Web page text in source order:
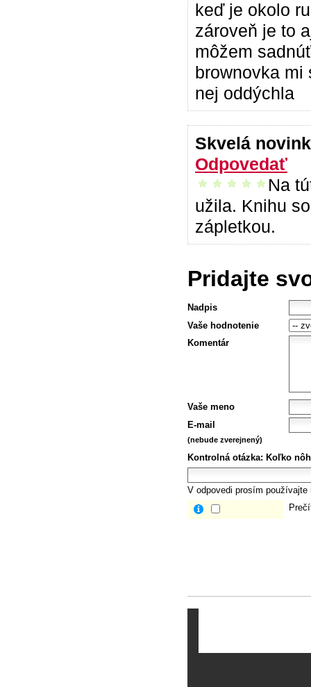
keď je okolo
zároveň je to
môžem
brownovka mi
nej oddýchla
Skvelá
Odpovedať
vrelo odporúčam
Na
užila. Knihu
zápletkou.
Pridajte
Nadpis
Vaše hodnotenie
Komentár
Vaše meno
E-mail
(nebude zverejnený)
Kontrolná otázka: Koľko
V odpovedi prosím